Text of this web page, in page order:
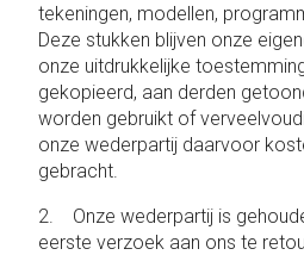
tekeningen, modellen,
Deze stukken blijven onze
onze uitdrukkelijke
gekopieerd, aan derden
worden gebruikt of
onze wederpartij daarvoor
gebracht.
2. Onze wederpartij is
eerste verzoek aan ons te